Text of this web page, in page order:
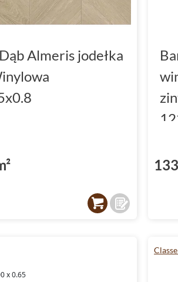
Almeris jodełka
x 0.65